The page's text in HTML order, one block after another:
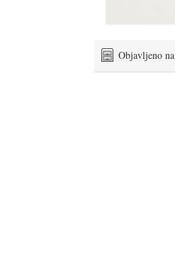
Objavljeno na